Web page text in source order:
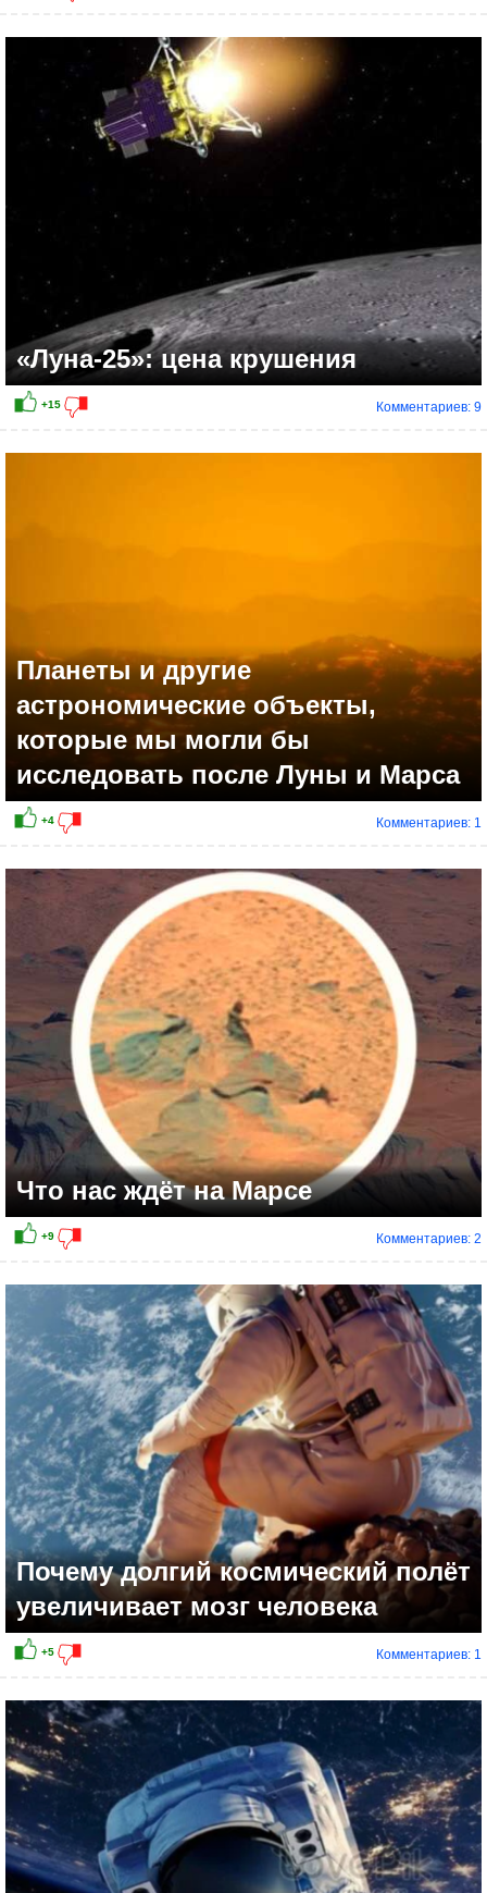
+15
«Луна-25»: цена крушения
Комментариев: 9
Планеты и другие
астрономические объекты,
которые мы могли бы
исследовать после Луны и Марса
Комментариев: 1
Что нас ждёт на Марсе
Комментариев: 2
Почему долгий космический полёт
увеличивает мозг человека
Комментариев: 1